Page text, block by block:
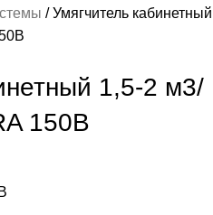
Умягчитель кабинетный
1,5-2 м3/
150B